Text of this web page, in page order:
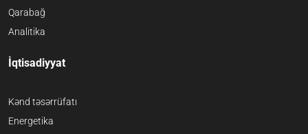
Qarabağ
Analitika
İqtisadiyyat
Kənd təsərrüfatı
Energetika